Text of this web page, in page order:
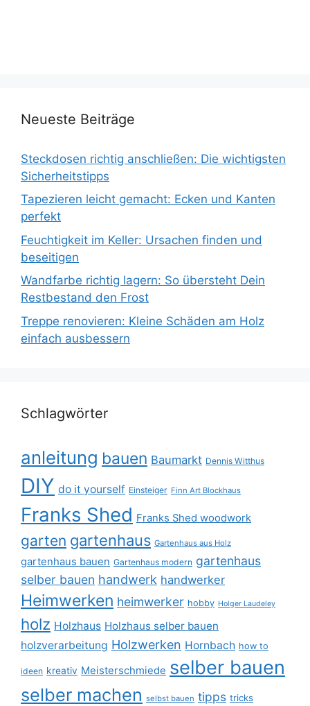
Neueste Beiträge
Steckdosen richtig anschließen: Die wichtigsten
Sicherheitstipps
Tapezieren leicht gemacht: Ecken und Kanten
perfekt
Feuchtigkeit im Keller: Ursachen finden und
beseitigen
Wandfarbe richtig lagern: So übersteht Dein
Restbestand den Frost
Treppe renovieren: Kleine Schäden am Holz
einfach ausbessern
Schlagwörter
anleitung bauen Baumarkt Dennis Witthus
DIY do it yourself Einsteiger Finn Art Blockhaus
Franks Shed Franks Shed woodwork
garten gartenhaus Gartenhaus aus Holz
gartenhaus bauen Gartenhaus modern gartenhaus
selber bauen handwerk handwerker
Heimwerken heimwerker hobby Holger Laudeley
holz Holzhaus Holzhaus selber bauen
holzverarbeitung Holzwerken Hornbach how to
ideen kreativ Meisterschmiede selber bauen
selber machen selbst bauen tipps tricks